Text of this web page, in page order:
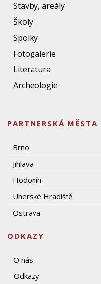
Stavby, areály
Školy
Spolky
Fotogalerie
Literatura
Archeologie
PARTNERSKÁ MĚSTA
Brno
Jihlava
Hodonín
Uherské Hradiště
Ostrava
ODKAZY
O nás
Odkazy